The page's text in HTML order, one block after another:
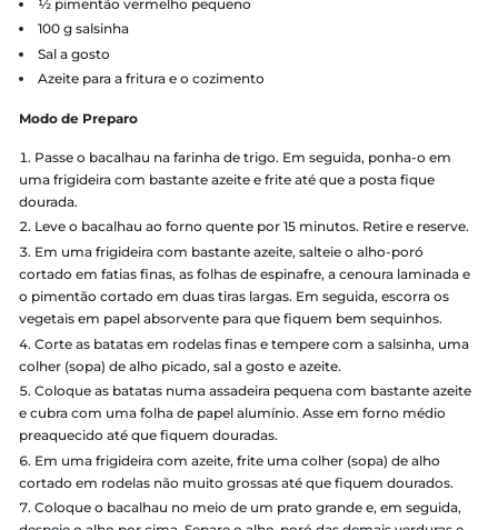
2 batatas pequenas
100 g de alho-poró cortado em lâminas
350 ml de alho-poró cortado em lâminas
2 colheres (sopa) de alho bem picado
300g farinha de trigo
1 cenoura pequena laminada
½ pimentão vermelho pequeno
100 g salsinha
Sal a gosto
Azeite para a fritura e o cozimento
Modo de Preparo
Passe o bacalhau na farinha de trigo. Em seguida, ponha-
uma frigideira com bastante azeite e frite até que a posta
dourada.
Leve o bacalhau ao forno quente por 15 minutos. Retire e